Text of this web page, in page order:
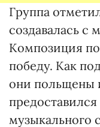
Группа
создавалась с
Композиция
победу. Как
они польщены
музыкального